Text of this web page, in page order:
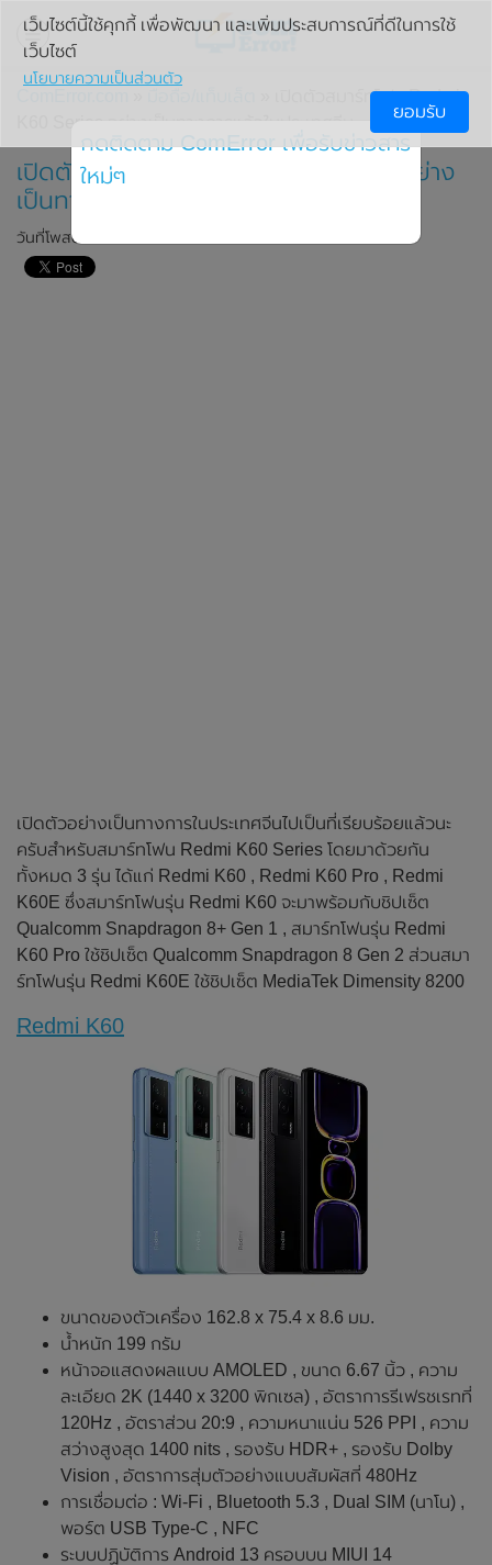
» เปิดตัวสมาร์ทโฟน Redmi
เปิดตัวสมาร์ทโฟน Redmi K60 Series อย่าง
เป็นทางการแล้วในประเทศจีน
วันที่โพสต์: 8 มกราคม 2023
เปิดตัวอย่างเป็นทางการในประเทศจีนไปเป็นที่เรียบร้อยแล้วนะ
ครับสำหรับสมาร์ทโฟน Redmi K60 Series โดยมาด้วยกัน
ทั้งหมด 3 รุ่น ได้แก่ Redmi K60 , Redmi K60 Pro , Redmi
K60E ซึ่งสมาร์ทโฟนรุ่น Redmi K60 จะมาพร้อมกับชิปเซ็ต
Qualcomm Snapdragon 8+ Gen 1 , สมาร์ทโฟนรุ่น Redmi
K60 Pro ใช้ชิปเซ็ต Qualcomm Snapdragon 8 Gen 2 ส่วนสมา
ร์ทโฟนรุ่น Redmi K60E ใช้ชิปเซ็ต MediaTek Dimensity 8200
Redmi K60
ขนาดของตัวเครื่อง 162.8 x 75.4 x 8.6 มม.
น้ำหนัก 199 กรัม
หน้าจอแสดงผลแบบ AMOLED , ขนาด 6.67 นิ้ว , ความ
ละเอียด 2K (1440 x 3200 พิกเซล) , อัตราการรีเฟรชเรทที่
120Hz , อัตราส่วน 20:9 , ความหนาแน่น 526 PPI , ความ
สว่างสูงสุด 1400 nits , รองรับ HDR+ , รองรับ Dolby
Vision , อัตราการสุ่มตัวอย่างแบบสัมผัสที่ 480Hz
การเชื่อมต่อ : Wi-Fi , Bluetooth 5.3 , Dual SIM (นาโน) ,
พอร์ต USB Type-C , NFC
ระบบปฏิบัติการ Android 13 ครอบบน MIUI 14
เว็บไซต์นี้ใช้คุกกี้ เพื่อพัฒนา และเพิ่มประสบการณ์ที่ดีในการใช้
เว็บไซต์
นโยบายความเป็นส่วนตัว
ยอมรับ
กดติดตาม ComError เพื่อรับข่าวสาร
ใหม่ๆ